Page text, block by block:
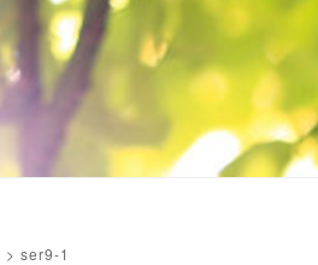
>ser9-1